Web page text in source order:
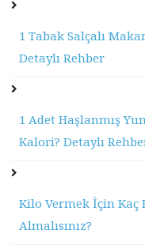
1 Tabak Salçalı
Detaylı Rehber
1 Adet Haşlanmış
Kalori? Detaylı
Kilo Vermek İçin Kaç
Almalısınız?